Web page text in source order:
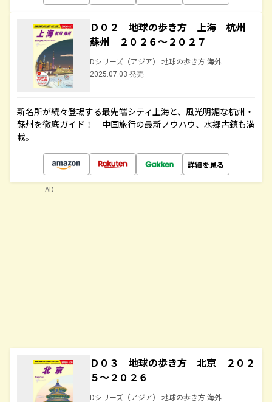
Ｄ０２ 地球の歩き方 上海 杭州
蘇州 ２０２６～２０２７
Dシリーズ（アジア） 地球の歩き方 海外
2025.07.03 発売
新名所が続々登場する最先端シティ上海と、風光明媚な杭州・
蘇州を徹底ガイド！ 中国旅行の最新ノウハウ、水郷古鎮も満
載。
詳細を見る
Ｄ０３ 地球の歩き方 北京 ２０２
５～２０２６
Dシリーズ（アジア） 地球の歩き方 海外
AD